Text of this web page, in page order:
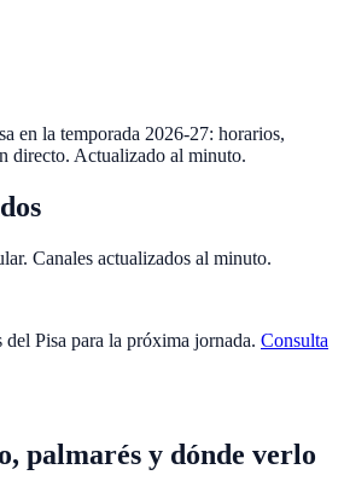
en la temporada 2026-27: horarios,
directo. Actualizado al minuto.
Canales actualizados al minuto.
del Pisa para la próxima jornada. Consulta
palmarés y dónde verlo